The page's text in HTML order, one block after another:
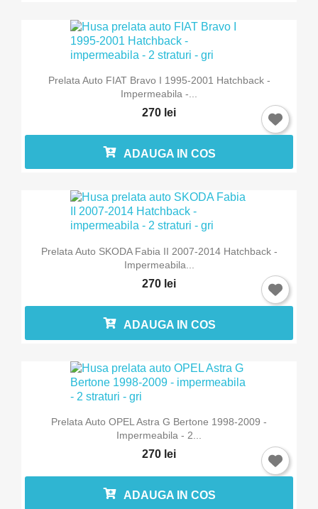
Prelata Auto FIAT Bravo I 1995-2001 Hatchback -
Impermeabila -...
270 lei
ADAUGA IN COS
Prelata Auto SKODA Fabia II 2007-2014 Hatchback -
Impermeabila...
270 lei
ADAUGA IN COS
Prelata Auto OPEL Astra G Bertone 1998-2009 -
Impermeabila - 2...
270 lei
ADAUGA IN COS